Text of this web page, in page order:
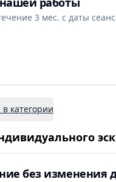
3 мес. с даты
категории
без изменения